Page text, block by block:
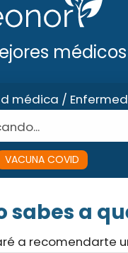
médica /
VACUNA COVID
sabes a
a recomendarte